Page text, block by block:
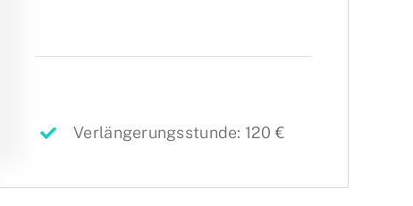
Verlängerungsstunde: 120 €